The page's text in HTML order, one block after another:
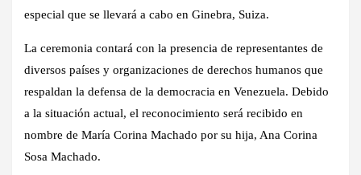
especial que se llevará a cabo en Ginebra, Suiza.
La ceremonia contará con la presencia de representantes de
diversos países y organizaciones de derechos humanos que
respaldan la defensa de la democracia en Venezuela. Debido
a la situación actual, el reconocimiento será recibido en
nombre de María Corina Machado por su hija, Ana Corina
Sosa Machado.